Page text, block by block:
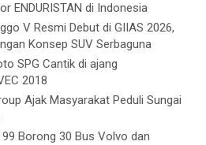
ENDURISTAN di Indonesia
V Resmi Debut di GIIAS 2026,
Konsep SUV Serbaguna
SPG Cantik di ajang
2018
Ajak Masyarakat Peduli Sungai
Borong 30 Bus Volvo dan